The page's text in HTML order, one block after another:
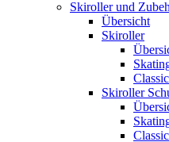
Skiroller und
Übersicht
Skiroller
Skiroller